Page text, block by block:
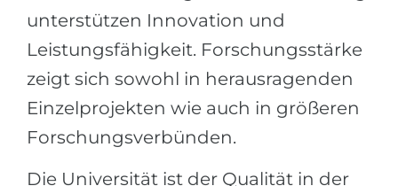
unterstützen Innovation und
Leistungsfähigkeit. Forschungsstärke
zeigt sich sowohl in herausragenden
Einzelprojekten wie auch in größeren
Forschungsverbünden.
Die Universität ist der Qualität in der